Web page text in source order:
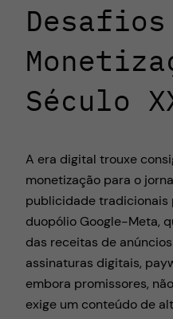
Século
A era digital trouxe
monetização para o
publicidade tradicionais
duopólio Google-Meta,
das receitas de
assinaturas digitais,
embora promissores,
exige um conteúdo de